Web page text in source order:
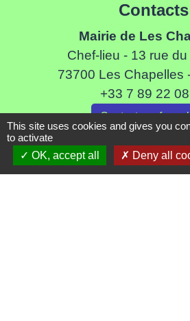
Contacts
Mairie de Les
Chef-lieu - 13 rue
73700 Les Chapelles
+33 7 89 22
Contact par
Liens
This site uses cookies and gives you
to activate
OK, accept all
Deny all